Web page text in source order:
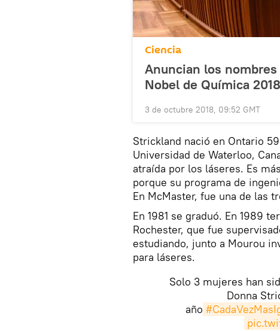
Ciencia
Anuncian los
Nobel de Química 2018
3 de octubre 2018, 09:52 GMT
Strickland nació en Ontario
Universidad de Waterloo,
atraída por los láseres. Es
porque su programa de
En McMaster, fue una de las
En 1981 se graduó. En 1989
Rochester, que fue
estudiando, junto a Mourou
para láseres.
Solo 3 mujeres han
Donna
año